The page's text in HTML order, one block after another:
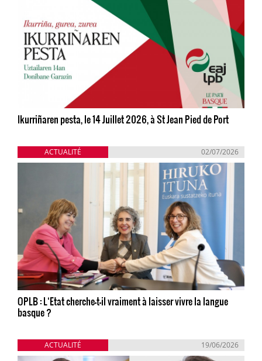
Ikurriñaren pesta, le 14 Juillet 2026, à St Jean Pied de Port
ACTUALITÉ 02/07/2026
OPLB : L‘Etat cherche-t-il vraiment à laisser vivre la langue
basque ?
ACTUALITÉ 19/06/2026